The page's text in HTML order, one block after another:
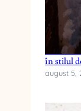
Cum
în stilul
august 5,